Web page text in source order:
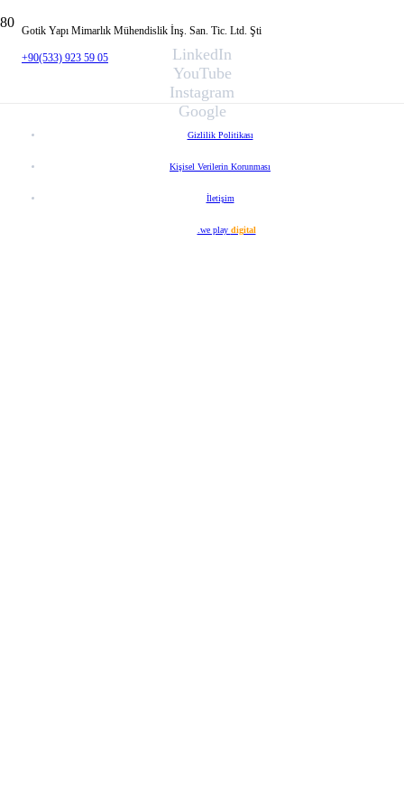
Gotik Yapı Mimarlık Mühendislik İnş. San. Tic. Ltd. Şti
+90(533) 923 59 05
LinkedIn
YouTube
Instagram
Google
Gizlilik Politikası
Kişisel Verilerin Korunması
İletişim
.we play digital